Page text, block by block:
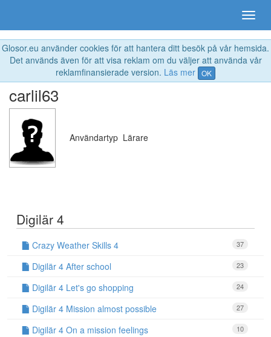
Glosor.eu använder cookies för att hantera ditt besök på vår hemsida.
Det används även för att visa reklam om du väljer att använda vår
reklamfinansierade version. Läs mer OK
carlil63
Användartyp Lärare
Digilär 4
37
Crazy Weather Skills 4
23
Digilär 4 After school
24
Digilär 4 Let's go shopping
27
Digilär 4 Mission almost possible
10
Digilär 4 On a mission feelings